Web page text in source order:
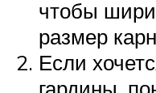
чтобы
размер
Если